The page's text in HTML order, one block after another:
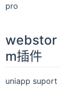
pro
webstor
m插件
uniapp suport